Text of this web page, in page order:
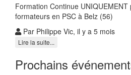
Formation Continue
formateurs en PSC à Belz (56)
Par Philippe Vic, il y a 5 mois
Lire la suite...
Prochains